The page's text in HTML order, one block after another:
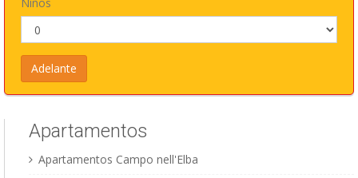
Apartamentos
Apartamentos Campo nell'Elba